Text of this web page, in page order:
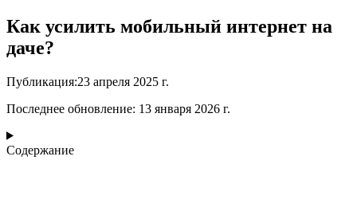
Как усилить мобильный интернет на
даче?
Публикация:23 апреля 2025 г.
Последнее обновление: 13 января 2026 г.
Содержание